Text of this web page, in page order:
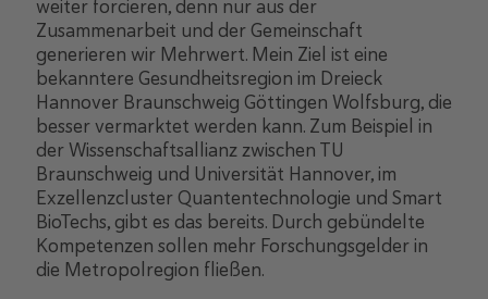
weiter forcieren, denn nur aus der
Zusammenarbeit und der Gemeinschaft
generieren wir Mehrwert. Mein Ziel ist eine
bekanntere Gesundheitsregion im Dreieck
Hannover Braunschweig Göttingen Wolfsburg, die
besser vermarktet werden kann. Zum Beispiel in
der Wissenschaftsallianz zwischen TU
Braunschweig und Universität Hannover, im
Exzellenzcluster Quantentechnologie und Smart
BioTechs, gibt es das bereits. Durch gebündelte
Kompetenzen sollen mehr Forschungsgelder in
die Metropolregion fließen.